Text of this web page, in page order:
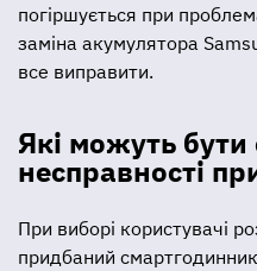
погіршується при
заміна акумулятора
все виправити.
Які можуть бути
несправності
При виборі користувачі
придбаний